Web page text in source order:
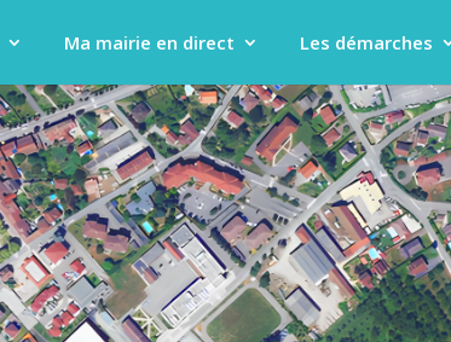
Ma mairie en direct Les démarches